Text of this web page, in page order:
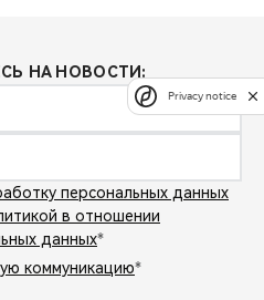
НА НОВОСТИ:
персональных данных
в отношении
данных*
коммуникацию*
Privacy notice